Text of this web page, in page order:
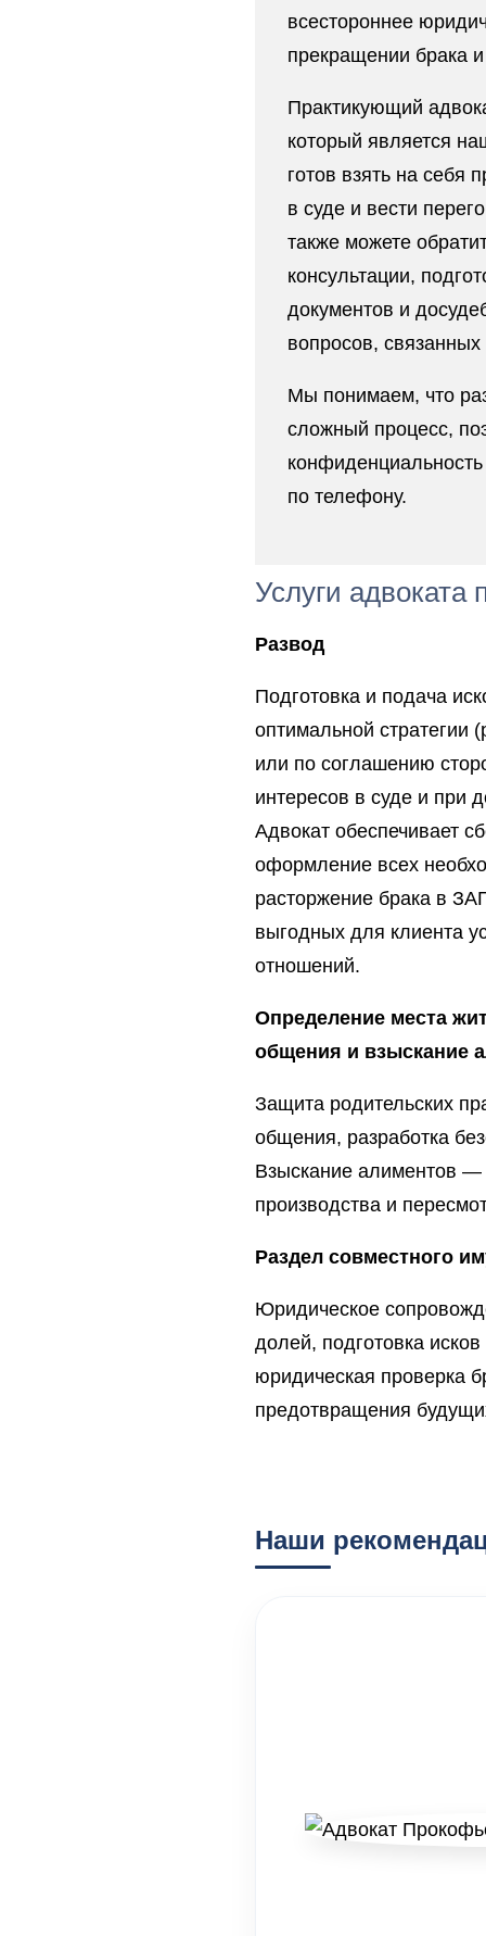
всестороннее
прекращении брака
Практикующий
который является
готов взять на себя
в суде и вести
также можете
консультации,
документов и
вопросов,
Мы понимаем, что
сложный процесс,
по телефону.
Услуги адвоката
Развод
Подготовка и подача
оптимальной стратегии
или по соглашению
интересов в суде и при
Адвокат обеспечивает
оформление всех
расторжение брака в
выгодных для клиента
отношений.
Определение места
общения и взыскание
Защита родительских
общения, разработка
Взыскание алиментов —
производства и
Раздел совместного
Юридическое
долей, подготовка
юридическая проверка
предотвращения
Наши